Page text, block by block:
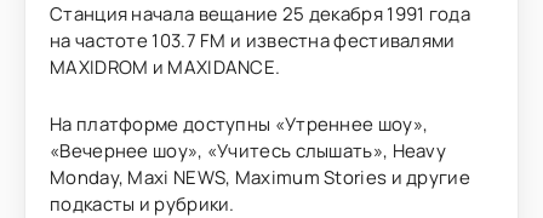
Станция начала вещание 25 декабря 1991 года
на частоте 103.7 FM и известна фестивалями
MAXIDROM и MAXIDANCE.
На платформе доступны «Утреннее шоу»,
«Вечернее шоу», «Учитесь слышать», Heavy
Monday, Maxi NEWS, Maximum Stories и другие
подкасты и рубрики.